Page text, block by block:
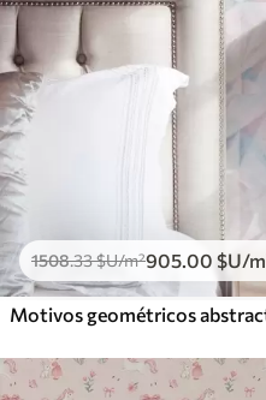
1508.33$U/m²905.00 $U/